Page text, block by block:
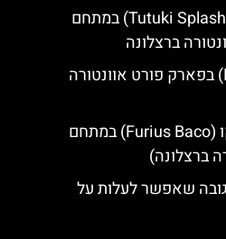
מתקן "טוטקי ספלאש" (Tutuki Splash) במתחם
ברצלונה
מתחם מקסיקו (Mexico) בפארק פורט אוונטורה
רכבת הרים פיוריוס באקו (Furius Baco) במתחם
ברצלונה)
שאפשר לעלות על